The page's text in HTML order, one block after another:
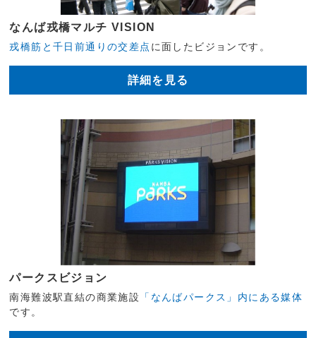
なんば戎橋マルチ VISION
戎橋筋と千日前通りの交差点 に面したビジョンです。
詳細を見る
パークスビジョン
南海難波駅直結の商業施設
「なんばパークス」内にある媒体
です。